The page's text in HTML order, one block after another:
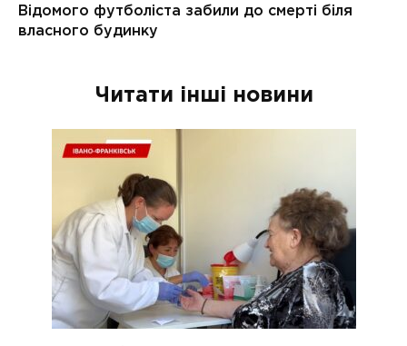
Читати інші новини